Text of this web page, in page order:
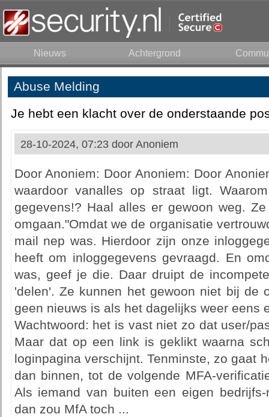
Nieuws Achtergrond
Abuse Melding
Je hebt een klacht over de onderstaande
28-10-2024, 07:23 door Anoniem
Door Anoniem: Door Anoniem: Door
waardoor vanalles op straat ligt.
gegevens!? Haal alles er gewoon weg.
omgaan."Omdat we de organisatie
mail nep was. Hierdoor zijn onze
heeft om inloggegevens gevraagd. En
was, geef je die. Daar druipt de
'delen'. Ze kunnen het gewoon niet bij de
geen nieuws is als het dagelijks weer eens
Wachtwoord: het is vast niet zo dat user/
Maar dat op een link is geklikt waarna
loginpagina verschijnt. Tenminste, zo gaat
dan binnen, tot de volgende MFA-
Als iemand van buiten een eigen
dan zou MfA toch ...